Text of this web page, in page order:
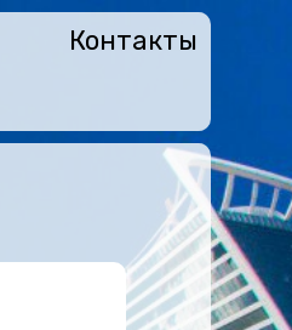
Контакты